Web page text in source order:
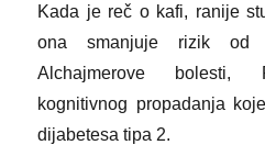
Kada je reč o kafi, ranije
ona smanjuje rizik od
Alchajmerove bolesti,
kognitivnog propadanja
dijabetesa tipa 2.